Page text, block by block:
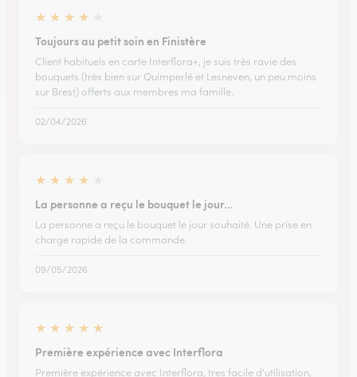
★ ★ ★ ★
Toujours au petit soin en Finistère
Client habituels en carte Interflora+, je suis très ravie des
bouquets (très bien sur Quimperlé et Lesneven, un peu moins
sur Brest) offerts aux membres ma famille.
02/04/2026
★ ★ ★ ★
La personne a reçu le bouquet le jour…
La personne a reçu le bouquet le jour souhaité. Une prise en
charge rapide de la commande.
09/05/2026
★ ★ ★ ★ ★
Première expérience avec Interflora
Première expérience avec Interflora, tres facile d'utilisation,